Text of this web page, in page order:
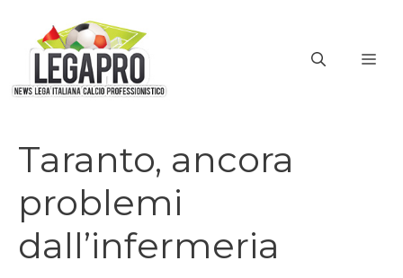
contenuto
Taranto, ancora
problemi
dall’infermeria